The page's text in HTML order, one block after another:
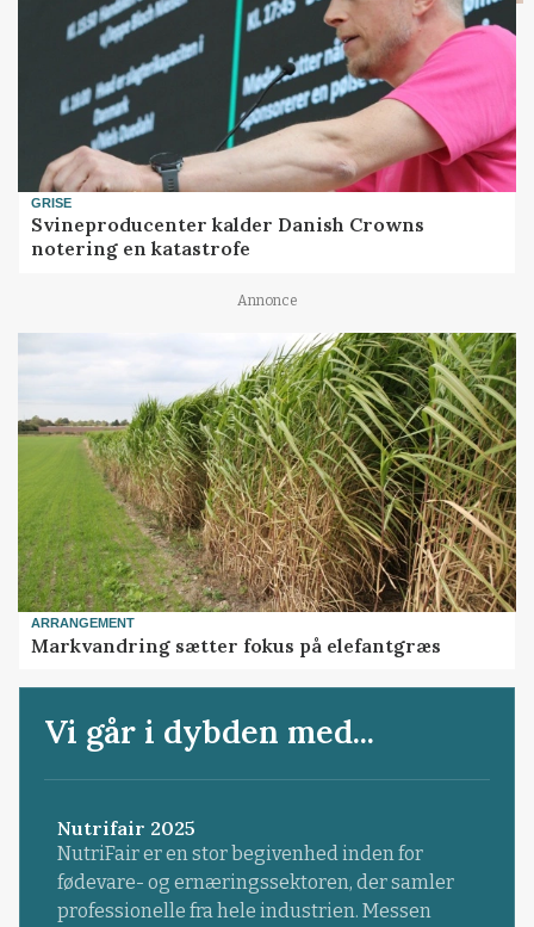
GRISE
Svineproducenter kalder Danish Crowns
notering en katastrofe
Annonce
ARRANGEMENT
Markvandring sætter fokus på elefantgræs
Vi går i dybden med...
Nutrifair 2025
NutriFair er en stor begivenhed inden for
fødevare- og ernæringssektoren, der samler
professionelle fra hele industrien. Messen